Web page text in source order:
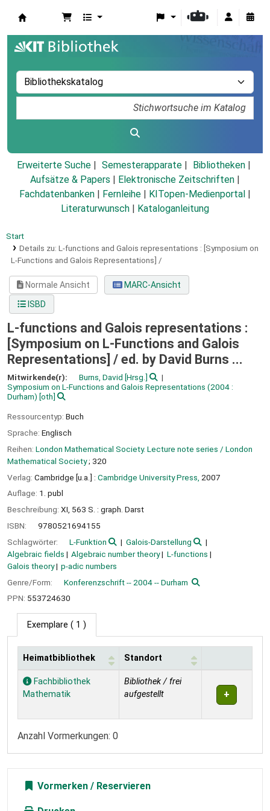
Erweiterte Suche Semesterapparate
Bibliotheken
Aufsätze & Papers
Elektronische Zeitschriften
Fachdatenbanken
Fernleihe KITopen-Medienportal
Literaturwunsch
Kataloganleitung
Start
Details zu: L-functions and Galois representations : [Symposium on
L-Functions and Galois Representations] /
Normale Ansicht
MARC-Ansicht
ISBD
L-functions and Galois representations :
[Symposium on L-Functions and Galois
Representations] / ed. by David Burns ...
Mitwirkende(r): Burns, David [Hrsg.]
Symposium on L-Functions and Galois Representations (2004 :
Durham) [oth]
Ressourcentyp: Buch
Sprache: Englisch
Reihen: London Mathematical Society. Lecture note series / London
Mathematical Society; 320
Verlag: Cambridge [u.a.] : Cambridge University Press, 2007
Auflage: 1. publ
Beschreibung: XI, 563 S. : graph. Darst
ISBN:
9780521694155
Schlagwörter:
L-Funktion
Galois-Darstellung
Algebraic fields
Algebraic number theory
L-functions
Galois theory
p-adic numbers
Genre/Form:
Konferenzschrift -- 2004 -- Durham
PPN: 553724630
Exemplare ( 1 )
Exemplare
Heimatbibliothek Standort
Fachbibliothek
Mathematik
Bibliothek / frei
aufgestellt
Anzahl Vormerkungen: 0
Vormerken